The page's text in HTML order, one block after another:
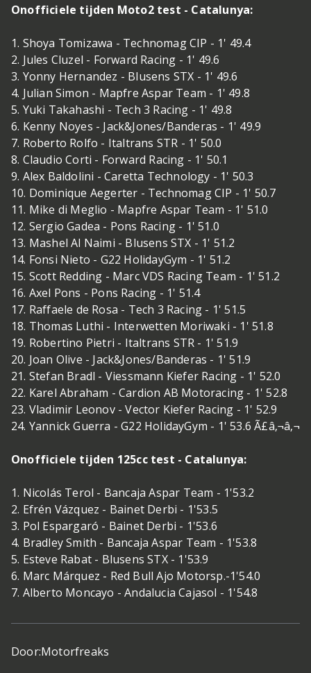
Onofficiele tijden Moto2 test - Catalunya:
1. Shoya Tomizawa - Technomag CIP - 1' 49.4
2. Jules Cluzel - Forward Racing - 1' 49.6
3. Yonny Hernandez - Blusens STX - 1' 49.6
4. Julian Simon - Mapfre Aspar Team - 1' 49.8
5. Yuki Takahashi - Tech 3 Racing - 1' 49.8
6. Kenny Noyes - Jack&Jones/Banderas - 1' 49.9
7. Roberto Rolfo - Italtrans STR - 1' 50.0
8. Claudio Corti - Forward Racing - 1' 50.1
9. Alex Baldolini - Caretta Technology - 1' 50.3
10. Dominique Aegerter - Technomag CIP - 1' 50.7
11. Mike di Meglio - Mapfre Aspar Team - 1' 51.0
12. Sergio Gadea - Pons Racing - 1' 51.0
13. Mashel Al Naimi - Blusens STX - 1' 51.2
14. Fonsi Nieto - G22 HolidayGym - 1' 51.2
15. Scott Redding - Marc VDS Racing Team - 1' 51.2
16. Axel Pons - Pons Racing - 1' 51.4
17. Raffaele de Rosa - Tech 3 Racing - 1' 51.5
18. Thomas Luthi - Interwetten Moriwaki - 1' 51.8
19. Robertino Pietri - Italtrans STR - 1' 51.9
20. Joan Olive - Jack&Jones/Banderas - 1' 51.9
21. Stefan Bradl - Viessmann Kiefer Racing - 1' 52.0
22. Karel Abraham - Cardion AB Motoracing - 1' 52.8
23. Vladimir Leonov - Vector Kiefer Racing - 1' 52.9
24. Yannick Guerra - G22 HolidayGym - 1' 53.6 Ã£â‚¬â‚¬
Onofficiele tijden 125cc test - Catalunya:
1. Nicolás Terol - Bancaja Aspar Team - 1'53.2
2. Efrén Vázquez - Bainet Derbi - 1'53.5
3. Pol Espargaró - Bainet Derbi - 1'53.6
4. Bradley Smith - Bancaja Aspar Team - 1'53.8
5. Esteve Rabat - Blusens STX - 1'53.9
6. Marc Márquez - Red Bull Ajo Motorsp.-1'54.0
7. Alberto Moncayo - Andalucia Cajasol - 1'54.8
Door:Motorfreaks